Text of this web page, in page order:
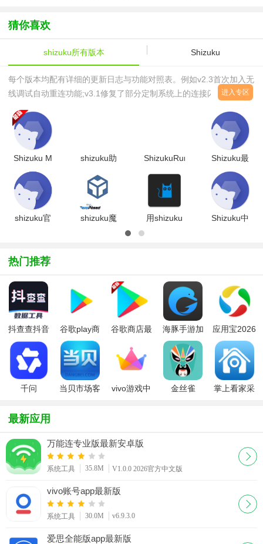
版
猜你喜欢
shizuku所有版本 Shizuku
每个版本均配有详细的更新日志与功能对照表。例如v2.3首次加入无
线调试自动重连功能;v3.1修复了部分定制系统上的连接闪退问
移除了对老旧安卓版本的支持。用户可根据自己的系统版本与功能需
求，快速筛选出最适合的安装包。部分老机型或特定定制系统(如早
期MIUI、ColorOS)可能与新版Shizuku存在兼容性问题，本合集保留
了多个
进入专区
Shizuku M
管理器官方
最新版
v3.0.0 正
式版
shizuku助
版v13.7.0
ShizukuRunner(Shizuku
工具)v17安
卓版
Shizuku最
新版
2025v13.7.0
官方版
shizuku官
卓版
shizuku魔
用shizuku
Shizuku中
热门推荐
抖查查抖音
账号诊断
谷歌play商
店安装器
(Google
Play Store)
谷歌商店最
包2026最新
版
海豚手游加
速器app
应用宝2026
千问
当贝市场客
vivo游戏中
金丝雀
掌上看家采
最新应用
万能连专业版最新安卓版
系统工具 35.8M V1.0.0 2026官方中文版
vivo账号app最新版
系统工具 30.0M v6.9.3.0
爱思全能版app最新版